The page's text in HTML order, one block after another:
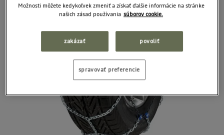
Možnosti môžete kedykoľvek zmeniť a získať ďalšie informácie na stránke
našich zásad používania súborov cookie.
zakázať povoliť
spravovať preferencie